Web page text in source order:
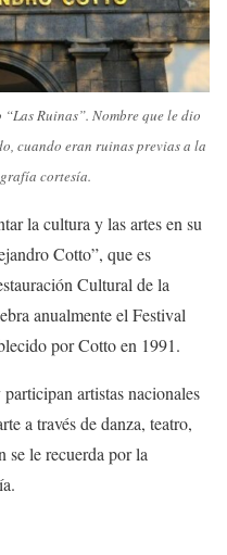
Ruinas”. Nombre que le dio
cuando eran ruinas previas a la
cortesía.
la cultura y las artes en su
Cotto”, que es
Cultural de la
anualmente el Festival
por Cotto en 1991.
artistas nacionales
a través de danza, teatro,
se le recuerda por la